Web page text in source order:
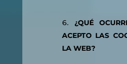
¿QUÉ
ACEPTO LAS
LA WEB?